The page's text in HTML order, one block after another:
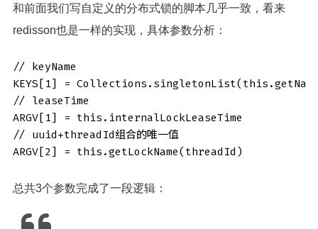
和前面我们写自定义的分布式锁的脚本几乎一致，看来
redisson也是一样的实现，具体参数分析：
// keyName
KEYS[1] =
// leaseTime
ARGV[1] = this.internalLockLeaseTime
// uuid+threadId组合的唯一值
ARGV[2] = this.getLockName(threadId)
总共3个参数完成了一段逻辑：